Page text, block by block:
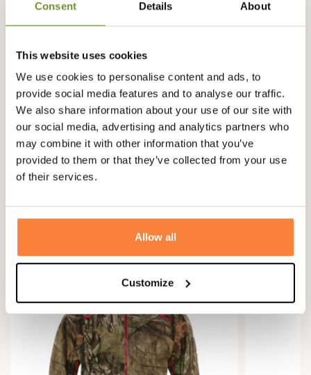
Consent Details About
This website uses cookies
We use cookies to personalise content and ads, to
provide social media features and to analyse our traffic.
We also share information about your use of our site with
our social media, advertising and analytics partners who
may combine it with other information that you’ve
provided to them or that they’ve collected from your use
of their services.
Allow all
Customize
Matière Polyester
Questions (FAQs)
Questions (FAQs)
Poser une question
Vous aimerez aussi